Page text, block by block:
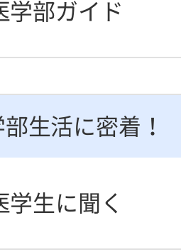
学部ガイド
生活に密着！
学生に聞く